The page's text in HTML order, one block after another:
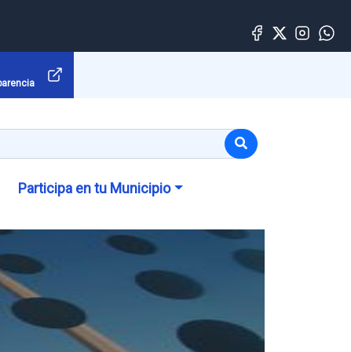
Participa en tu Municipio